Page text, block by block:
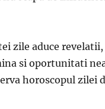
zile aduce
si oportunitati
horoscopul zilei